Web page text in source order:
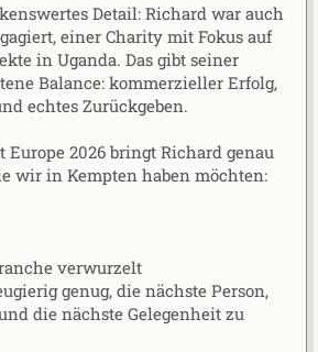
Detail: Richard war auch
einer Charity mit Fokus auf
in Uganda. Das gibt seiner
Balance: kommerzieller Erfolg,
echtes Zurückgeben.
Europe 2026 bringt Richard genau
wir in Kempten haben möchten:
verwurzelt
genug, die nächste Person,
die nächste Gelegenheit zu